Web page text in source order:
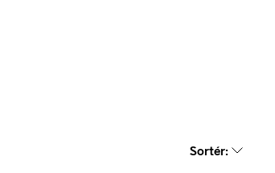
Sortér: